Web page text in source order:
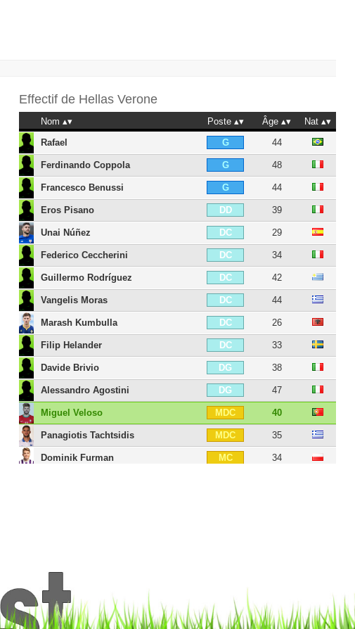
Effectif de Hellas Verone
Nom Poste Âge
Nat
Rafael
G 44
Ferdinando Coppola G 48
Francesco Benussi G 44
Eros Pisano DD 39
Unai Núñez DC 29
Federico Ceccherini DC 34
Guillermo Rodríguez DC 42
Vangelis Moras DC 44
Marash Kumbulla DC 26
Filip Helander DC 33
Davide Brivio DG 38
Alessandro Agostini DG 47
Miguel Veloso MDC 40
Panagiotis Tachtsidis MDC 35
Dominik Furman MC 34
Lázaros Christodoulópoulos
Matteo Rubin
Valentin Eysseric AID 34